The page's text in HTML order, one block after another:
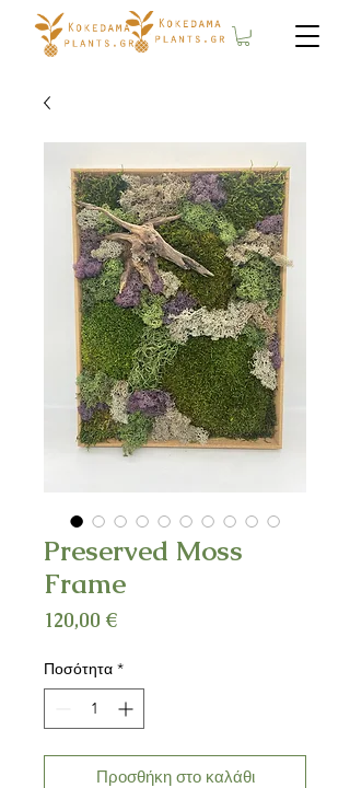
Preserved Moss
Frame
120,00 €Τιμή
Ποσότητα *
Προσθήκη στο καλάθι